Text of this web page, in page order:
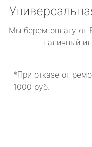
Мы берем оплату от
наличный
*При отказе от
1000 руб.